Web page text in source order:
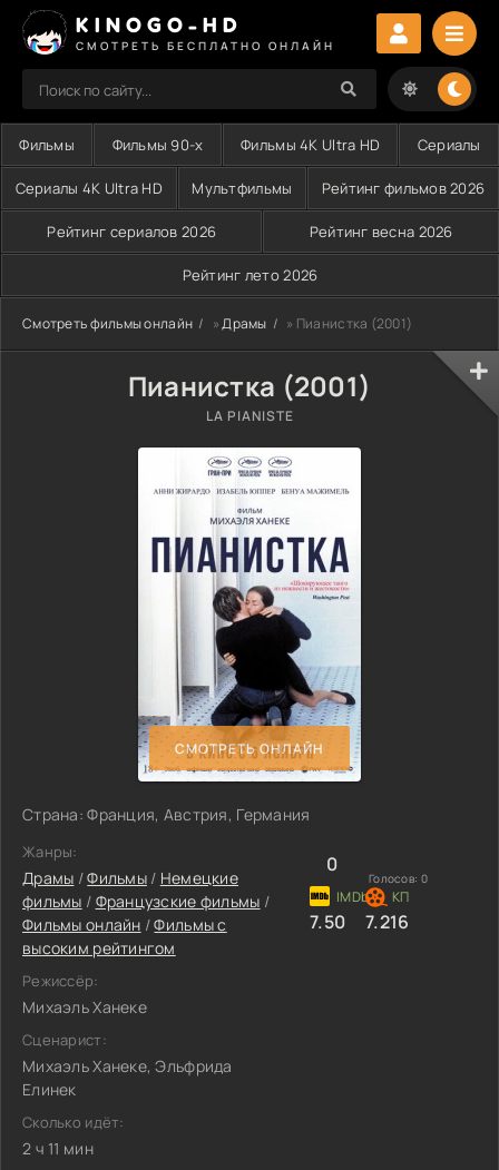
KINOGO-HD
СМОТРЕТЬ БЕСПЛАТНО ОНЛАЙН
Фильмы Фильмы 90-х Фильмы 4K Ultra HD Сериалы
Сериалы 4K Ultra HD Мультфильмы Рейтинг фильмов 2026
Рейтинг сериалов 2026 Рейтинг весна 2026
Рейтинг лето 2026
Смотреть фильмы онлайн »Драмы » Пианистка (2001)
Пианистка (2001)
LA PIANISTE
СМОТРЕТЬ ОНЛАЙН
Страна: Франция, Австрия, Германия
Жанры:
Драмы /Фильмы/ Немецкие
фильмы / Французские фильмы /
Фильмы онлайн /Фильмы с
высоким рейтингом
Режиссёр:
Михаэль Ханеке
Сценарист:
Михаэль Ханеке, Эльфрида
Елинек
Сколько идёт:
2 ч 11 мин
0
Голосов: 0
7.50 7.216